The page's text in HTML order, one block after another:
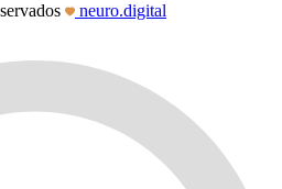
neuro.digital